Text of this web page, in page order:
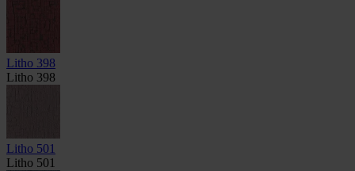
Litho 398
Litho 398
Litho 501
Litho 501